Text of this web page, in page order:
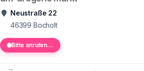
Neustraße 22
46399 Bocholt
Bitte anrufen...